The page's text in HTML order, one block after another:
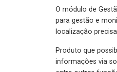
O módulo de
para gestão e
localização
Produto que
informações via
entre outras